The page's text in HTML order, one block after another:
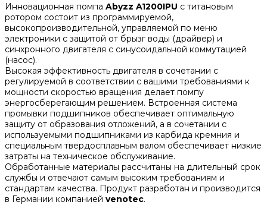
Инновационная помпа Abyzz A1200IPU с титановым
ротором состоит из программируемой,
высокопроизводительной, управляемой по меню
электроники с защитой от брызг воды (драйвер) и
синхронного двигателя с синусоидальной коммутацией
(насос).
Высокая эффективность двигателя в сочетании с
регулируемой в соответствии с вашими требованиями к
мощности скоростью вращения делает помпу
энергосберегающим решением. Встроенная система
промывки подшипников обеспечивает оптимальную
защиту от образования отложений, а в сочетании с
используемыми подшипниками из карбида кремния и
специальным твердосплавным валом обеспечивает низкие
затраты на техническое обслуживание.
Обработанные материалы рассчитаны на длительный срок
службы и отвечают самым высоким требованиям и
стандартам качества. Продукт разработан и производится
в Германии компанией venotec.